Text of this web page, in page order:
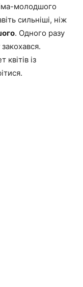
молодшого
сильніші, ніж
. Одного разу
квітів із